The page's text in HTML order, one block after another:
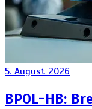
5. August 2026
BPOL-HB: